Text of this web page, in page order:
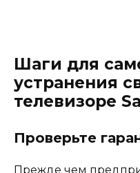
Шаги для
устранения
телевизоре
Проверьте
Прежде чем